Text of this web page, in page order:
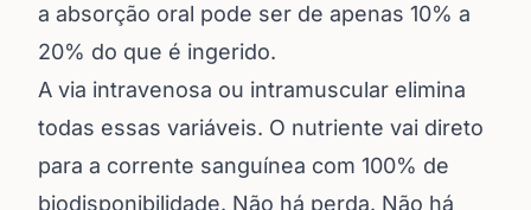
a absorção oral pode ser de apenas 10% a
20% do que é ingerido.
A via intravenosa ou intramuscular elimina
todas essas variáveis. O nutriente vai direto
para a corrente sanguínea com 100% de
biodisponibilidade. Não há perda. Não há